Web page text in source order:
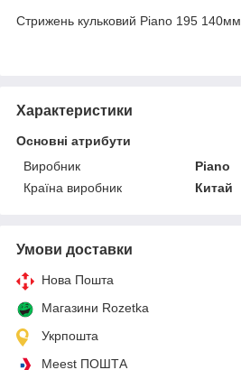
Стрижень кульковий Piano 195 140мм
Характеристики
Основні атрибути
Виробник
Piano
Країна виробник
Китай
Умови доставки
Нова Пошта
Магазини Rozetka
Укрпошта
Meest ПОШТА